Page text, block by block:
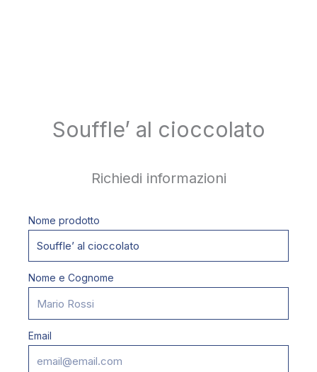
Souffle’ al cioccolato
Richiedi informazioni
Nome prodotto
Nome e Cognome
Email